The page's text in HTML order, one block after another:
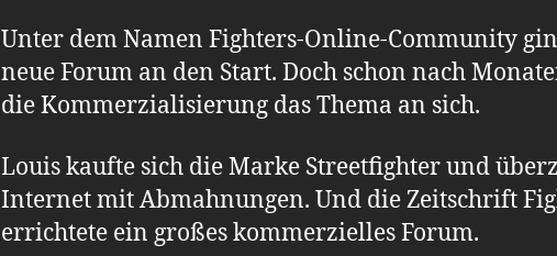
Unter dem Namen Fighters-Online-Community
neue Forum an den Start. Doch schon nach
die Kommerzialisierung das Thema an sich.
Louis kaufte sich die Marke Streetfighter und
Internet mit Abmahnungen. Und die Zeitschrift
errichtete ein großes kommerzielles Forum.